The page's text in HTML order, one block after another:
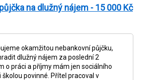
na dlužný nájem - 15 000 Kč
okamžitou nebankovní půjčku,
dlužný nájem za poslední 2
o práci a příjmy mám jen sociálního
školou povinné. Přítel pracoval v